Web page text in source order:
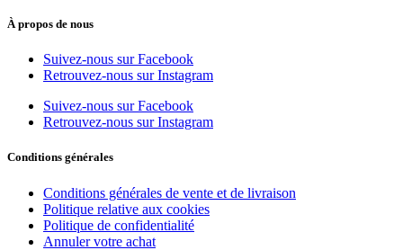
À propos de nous
Suivez-nous sur Facebook
Retrouvez-nous sur Instagram
Suivez-nous sur Facebook
Retrouvez-nous sur Instagram
Conditions générales
Conditions générales de vente et de livraison
Politique relative aux cookies
Politique de confidentialité
Annuler votre achat